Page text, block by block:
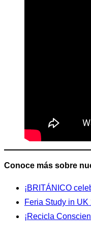
Conoce más sobre
¡BRITÁNICO
Feria Study in UK
¡Recicla